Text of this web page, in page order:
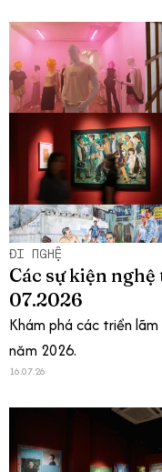
ĐI NGHỆ
Các sự kiện
07.2026
Khám phá các triển
năm 2026.
16.07.26